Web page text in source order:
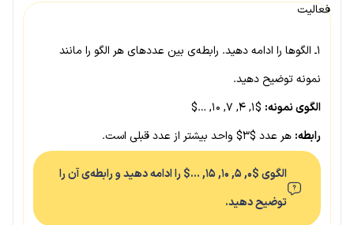
فعالیت
۱ـ الگوها را ادامه دهید. رابطه‌ی بین عددهای هر الگو را مانند
نمونه توضیح دهید.
الگوی نمونه: $۱, ۴, ۷, ۱۰, …$
رابطه: هر عدد $۳$ واحد بیشتر از عدد قبلی است.
الگوی $۰, ۵, ۱۰, ۱۵, …$ را ادامه دهید و رابطه‌ی آن را
توضیح دهید.